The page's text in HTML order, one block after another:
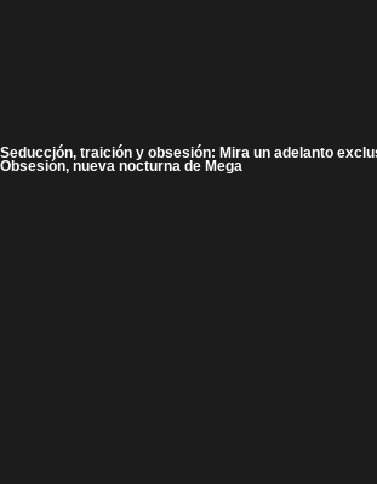
Seducción, traición y obsesión: Mira un adelanto
Obsesión, nueva nocturna de Mega